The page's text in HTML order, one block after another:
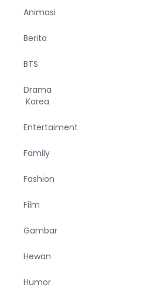
Animasi
Berita
BTS
Drama
Korea
Entertaiment
Family
Fashion
Film
Gambar
Hewan
Humor